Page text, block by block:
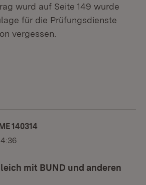
wurd auf Seite 149 wurde
für die Prüfungsdienste
vergessen.
140314
mit BUND und anderen